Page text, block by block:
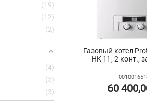
Газовый котел
HK 11, 2-конт.,
60
19
12
2
4
5
3